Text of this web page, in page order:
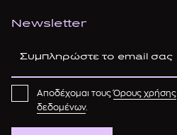
Newsletter
Αποδέχομαι τουςΌρους χρήσης
δεδομένων.